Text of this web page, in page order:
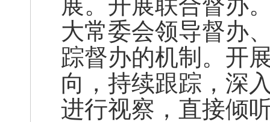
大常委会领导督办
踪督办的机制。开
向，持续跟踪，深
进行视察，直接倾